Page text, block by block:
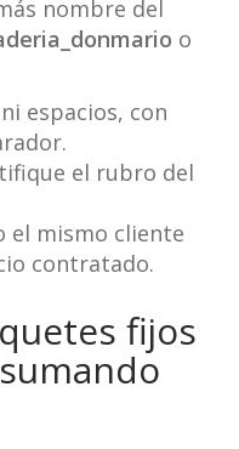
nombre del
o
espacios, con
el rubro del
el mismo cliente
contratado.
fijos